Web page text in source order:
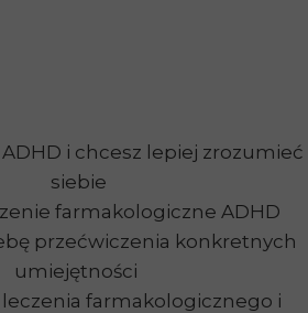
i chcesz lepiej zrozumieć
siebie
farmakologiczne ADHD
przećwiczenia konkretnych
umiejętności
farmakologicznego i